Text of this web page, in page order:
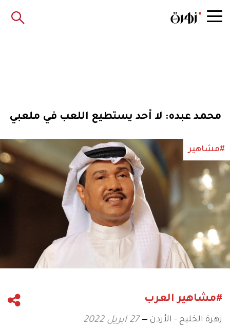
محمد عبده: لا أحد يستطيع اللعب في ملعبي
#مشاهير
#مشاهير العرب
زهرة الخليج - الأردن 27 ابريل 2022